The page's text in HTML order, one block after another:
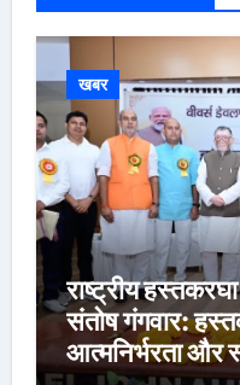
खबर
राष्ट्रीय
संतोष गंगवार:
आत्मनिर्भरता और